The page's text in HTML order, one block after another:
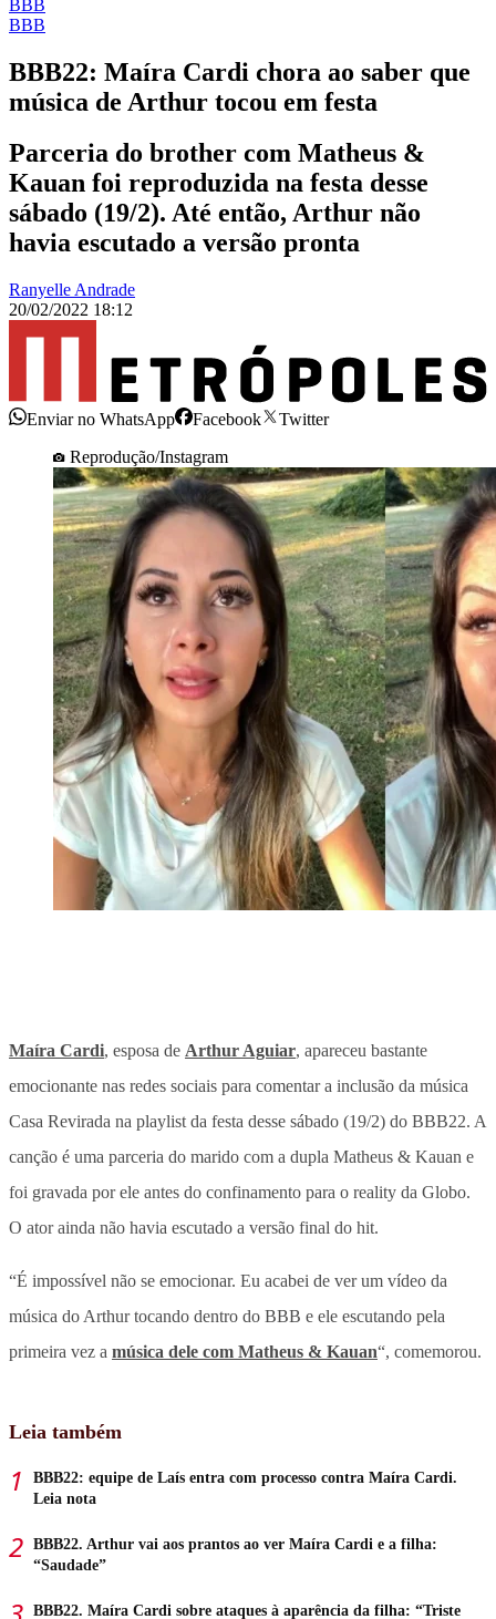
BBB
BBB
BBB22: Maíra Cardi chora ao saber que
música de Arthur tocou em festa
Parceria do brother com Matheus &
Kauan foi reproduzida na festa desse
sábado (19/2). Até então, Arthur não
havia escutado a versão pronta
Ranyelle Andrade
20/02/2022 18:12
Enviar no WhatsApp Facebook
Twitter
Reprodução/Instagram
Maíra Cardi, esposa de Arthur Aguiar, apareceu bastante
emocionante nas redes sociais para comentar a inclusão da música
Casa Revirada na playlist da festa desse sábado (19/2) do BBB22. A
canção é uma parceria do marido com a dupla Matheus & Kauan e
foi gravada por ele antes do confinamento para o reality da Globo.
O ator ainda não havia escutado a versão final do hit.
“É impossível não se emocionar. Eu acabei de ver um vídeo da
música do Arthur tocando dentro do BBB e ele escutando pela
primeira vez a música dele com Matheus & Kauan“, comemorou.
Leia também
BBB22: equipe de Laís entra com processo contra Maíra Cardi.
Leia nota
BBB22. Arthur vai aos prantos ao ver Maíra Cardi e a filha:
“Saudade”
BBB22. Maíra Cardi sobre ataques à aparência da filha: “Triste